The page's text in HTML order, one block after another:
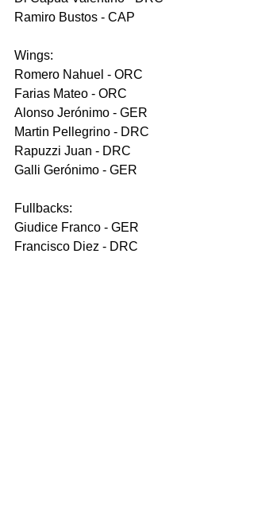
Ramiro Bustos - CAP
Wings:
Romero Nahuel - ORC
Farias Mateo - ORC
Alonso Jerónimo - GER
Martin Pellegrino - DRC
Rapuzzi Juan - DRC
Galli Gerónimo - GER
Fullbacks:
Giudice Franco - GER
Francisco Diez - DRC